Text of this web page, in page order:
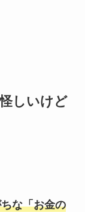
しいけど
な「お金の